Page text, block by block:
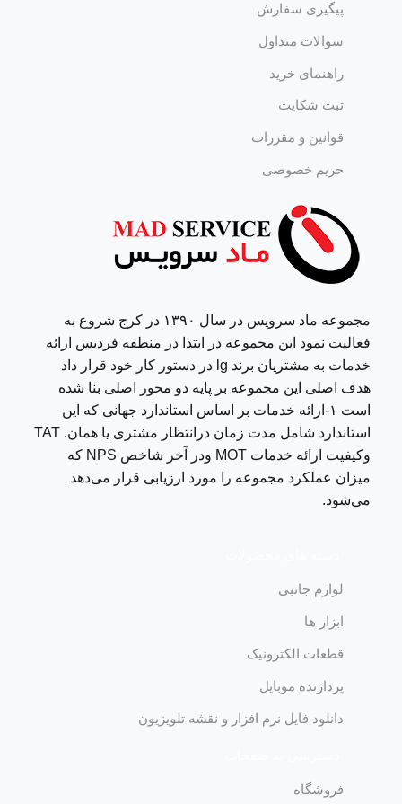
پیگیری سفارش
سوالات متداول
راهنمای خرید
ثبت شکایت
قوانین و مقررات
حریم خصوصی
مجموعه ماد سرویس در سال ١٣٩٠ در کرج شروع به
فعالیت نمود این مجموعه در ابتدا در منطقه فردیس ارائه
خدمات به مشتریان برند lg در دستور کار خود قرار داد
هدف اصلی این مجموعه بر پایه دو محور اصلی بنا شده
است ١-ارائه خدمات بر اساس استاندارد جهانی که این
استاندارد شامل مدت زمان درانتظار مشتری یا همان. TAT
وکیفیت ارائه خدمات MOT ودر آخر شاخص NPS که
میزان عملکرد مجموعه را مورد ارزیابی قرار می‌دهد
می‌شود.
لوازم جانبی
ابزار ها
قطعات الکترونیک
پردازنده موبایل
دانلود فایل نرم افزار و نقشه تلویزیون
فروشگاه